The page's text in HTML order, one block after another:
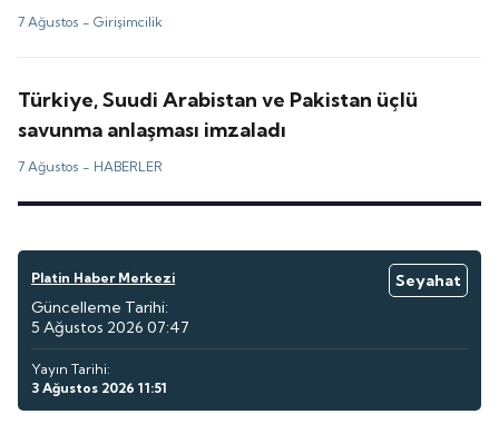
7 Ağustos -Girişimcilik
Türkiye, Suudi Arabistan ve Pakistan üçlü
savunma anlaşması imzaladı
7 Ağustos - HABERLER
Platin Haber Merkezi
Seyahat
Güncelleme Tarihi:
5 Ağustos 2026 07:47
Yayın Tarihi:
3 Ağustos 2026 11:51